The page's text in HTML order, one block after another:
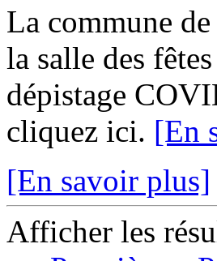
La commune
la salle des
dépistage
cliquez ici. [En
[En savoir plus]
Afficher les